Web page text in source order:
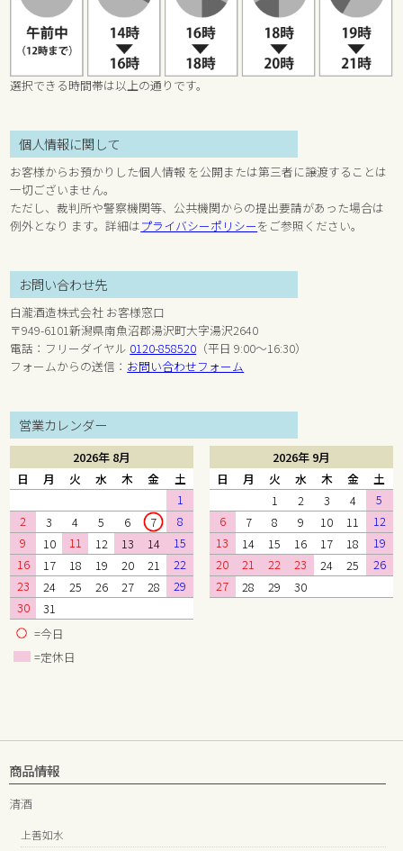
選択できる時間帯は以上の通りです。
個人情報に関して
お客様からお預かりした個人情報 を公開または第三者に譲渡することは
一切ございません。
ただし、裁判所や警察機関等、公共機関からの提出要請があった場合は
例外となり ます。詳細はプライバシーポリシーをご参照ください。
お問い合わせ先
白瀧酒造株式会社 お客様窓口
〒949-6101新潟県南魚沼郡湯沢町大字湯沢2640
電話：フリーダイヤル 0120-858520 （平日 9:00～16:30）
フォームからの送信： お問い合わせフォーム
営業カレンダー
2026年 8月
日
月 火 水 木 金
土
1
2
3 4 5 6 7
8
9
10 11 12 13 14
15
16
17 18 19 20 21
22
23
24 25 26 27 28
29
30
31
2026年 9月
日
月 火 水 木 金
土
1
2 3 4
5
6
7 8 9 10 11
12
13
14 15 16 17 18
19
20
21 22 23 24 25
26
27
28 29 30
=今日
=定休日
商品情報
清酒
上善如水